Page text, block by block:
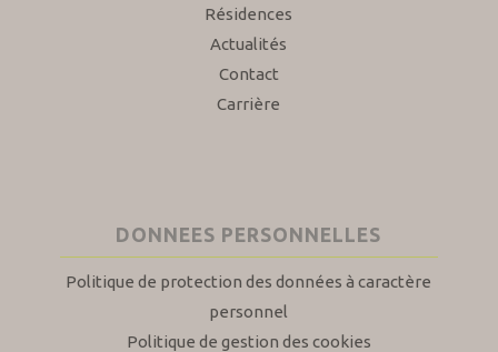
Résidences
Actualités
Contact
Carrière
DONNEES PERSONNELLES
Politique de protection des données à caractère
personnel
Politique de gestion des cookies